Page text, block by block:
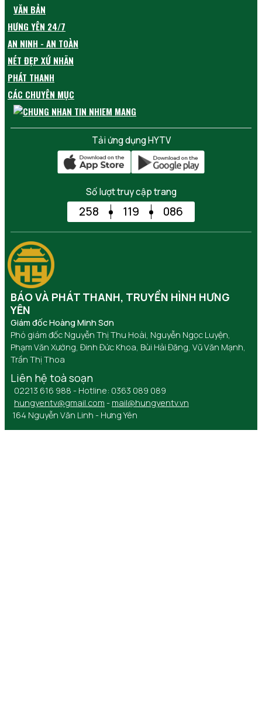
VĂN BẢN
HƯNG YÊN 24/7
AN NINH - AN TOÀN
NÉT ĐẸP XỨ NHÃN
PHÁT THANH
CÁC CHUYÊN MỤC
Tải ứng dụng HYTV
Số lượt truy cập trang
258 119 086
BÁO VÀ PHÁT THANH, TRUYỀN HÌNH HƯNG
YÊN
Giám đốc Hoàng Minh Sơn
Phó giám đốc Nguyễn Thị Thu Hoài, Nguyễn Ngọc Luyện,
Phạm Văn Xướng, Đinh Đức Khoa, Bùi Hải Đăng, Vũ Văn Mạnh,
Trần Thị Thoa
Liên hệ toà soạn
02213 616 988 - Hotline: 0363 089 089
hungyentv@gmail.com - mail@hungyentv.vn
164 Nguyễn Văn Linh - Hưng Yên